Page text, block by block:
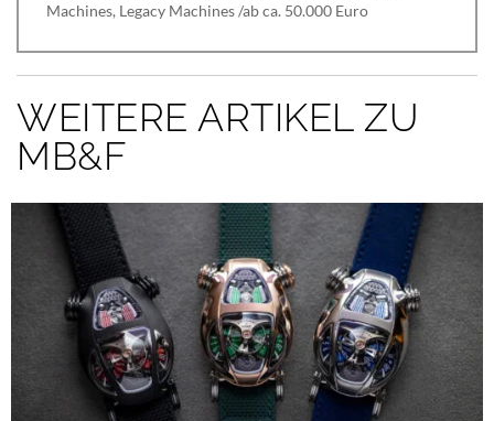
Machines, Legacy Machines /ab ca. 50.000 Euro
WEITERE ARTIKEL ZU
MB&F